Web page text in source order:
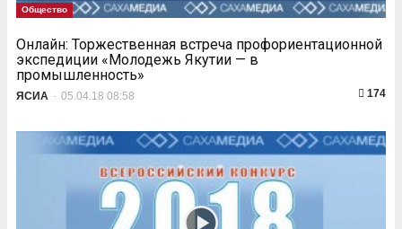
Общество
Онлайн: Торжественная встреча профориентационной
экспедиции «Молодежь Якутии — в
промышленность»
ЯСИА - 05.04.18 08:58 174